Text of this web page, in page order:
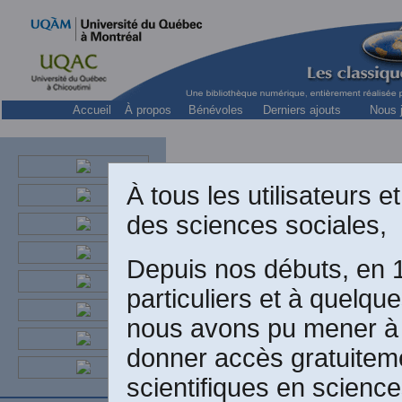
Accueil À propos Bénévoles Derniers ajouts Nous
Sir
À tous les utilisateurs
des sciences sociales,
Depuis nos débuts, en
particuliers et à
nous avons pu mener
donner accès
scientifiques en